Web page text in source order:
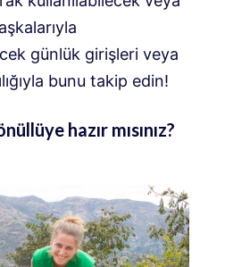
günlük girişleri veya
bunu takip edin!
hazır mısınız?